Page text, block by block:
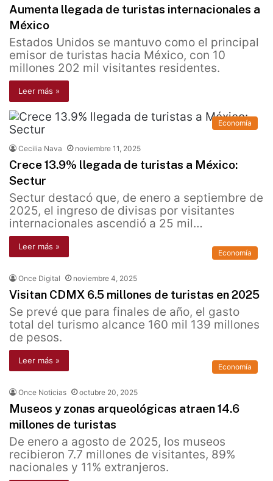
Aumenta llegada de turistas internacionales a
México
Estados Unidos se mantuvo como el principal
emisor de turistas hacia México, con 10
millones 202 mil visitantes residentes.
Leer más »
Economía
Cecilia Nava noviembre 11, 2025
Crece 13.9% llegada de turistas a México:
Sectur
Sectur destacó que, de enero a septiembre de
2025, el ingreso de divisas por visitantes
internacionales ascendió a 25 mil…
Leer más »
Economía
Once Digital noviembre 4, 2025
Visitan CDMX 6.5 millones de turistas en 2025
Se prevé que para finales de año, el gasto
total del turismo alcance 160 mil 139 millones
de pesos.
Leer más »
Economía
Once Noticias octubre 20, 2025
Museos y zonas arqueológicas atraen 14.6
millones de turistas
De enero a agosto de 2025, los museos
recibieron 7.7 millones de visitantes, 89%
nacionales y 11% extranjeros.